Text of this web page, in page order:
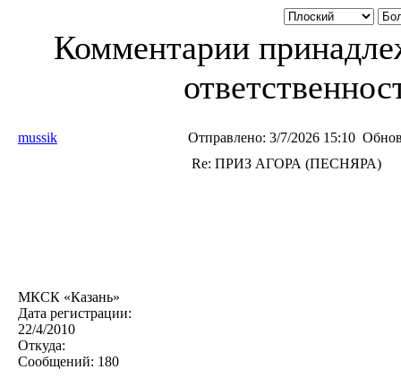
Комментарии
mussik Отправлено: 3/7/2026 15:10
МКСК «Казань»
Дата регистрации:
22/4/2010
Откуда:
Сообщений: 180
Re: ПРИЗ АГОРА (ПЕСНЯРА)